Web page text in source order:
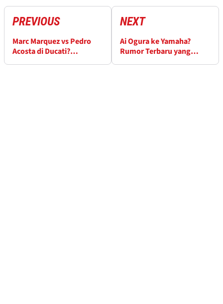
PREVIOUS
Marc Marquez vs Pedro
Acosta di Ducati?
NEXT
Ai Ogura ke Yamaha?
Rumor Terbaru yang